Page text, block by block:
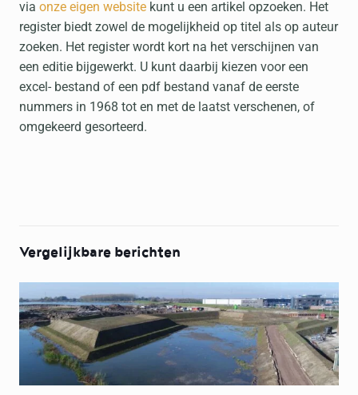
via onze eigen website kunt u een artikel opzoeken. Het
register biedt zowel de mogelijkheid op titel als op auteur
zoeken. Het register wordt kort na het verschijnen van
een editie bijgewerkt. U kunt daarbij kiezen voor een
excel- bestand of een pdf bestand vanaf de eerste
nummers in 1968 tot en met de laatst verschenen, of
omgekeerd gesorteerd.
Vergelijkbare berichten